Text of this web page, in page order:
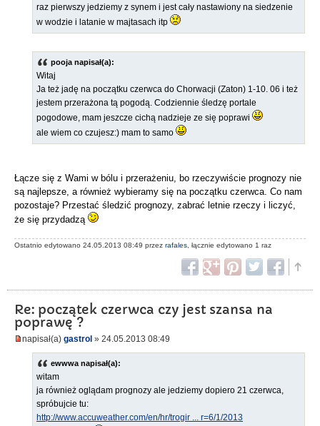
raz pierwszy jedziemy z synem i jest cały nastawiony na siedzenie
w wodzie i latanie w majtasach itp
pooja napisał(a):
Witaj
Ja też jadę na początku czerwca do Chorwacji (Zaton) 1-10. 06 i też
jestem przerażona tą pogodą. Codziennie śledzę portale
pogodowe, mam jeszcze cichą nadzieje ze się poprawi
ale wiem co czujesz:) mam to samo
Łącze się z Wami w bólu i przerażeniu, bo rzeczywiście prognozy nie
są najlepsze, a również wybieramy się na początku czerwca. Co nam
pozostaje? Przestać śledzić prognozy, zabrać letnie rzeczy i liczyć,
że się przydadzą
Ostatnio edytowano 24.05.2013 08:49 przez rafales , łącznie edytowano 1 raz
Re: początek czerwca czy jest szansa na
poprawę ?
napisał(a) gastrol » 24.05.2013 08:49
ewwwa napisał(a):
witam
ja również oglądam prognozy ale jedziemy dopiero 21 czerwca,
spróbujcie tu:
http://www.accuweather.com/en/hr/trogir ... r=6/1/2013